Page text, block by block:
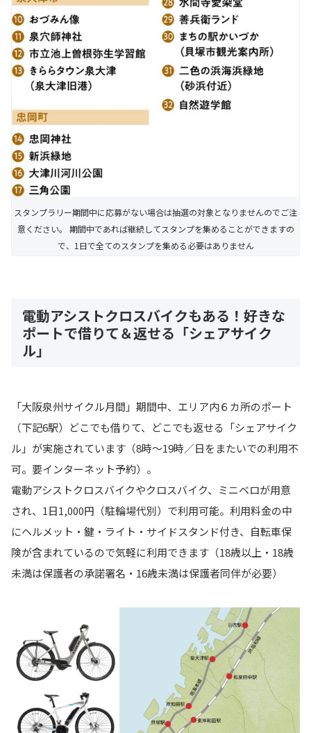
スタンプラリー期間中に応募がない場合は抽選の対象となりませんのでご注
意ください。 期間中であれば継続してスタンプを集めることができますの
で、1日で全てのスタンプを集める必要はありません
電動アシストクロスバイクもある！好きな
ポートで借りて＆返せる「シェアサイク
ル」
「大阪泉州サイクル月間」期間中、エリア内６カ所のポート
（下記6駅）どこでも借りて、どこでも返せる「シェアサイク
ル」が実施されています（8時〜19時／日をまたいでの利用不
可。要インターネット予約）。
電動アシストクロスバイクやクロスバイク、ミニベロが用意
され、1日1,000円（駐輪場代別）で利用可能。利用料金の中
にヘルメット・鍵・ライト・サイドスタンド付き、自転車保
険が含まれているので気軽に利用できます（18歳以上・18歳
未満は保護者の承諾署名・16歳未満は保護者同伴が必要）